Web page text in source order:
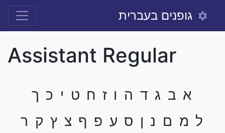
גופנים בעברית
Assistant Regular
א ב ג ד ה ו ז ח ט י כ ך
ל מ ם נ ן ס ע פ ף צ ץ ק ר